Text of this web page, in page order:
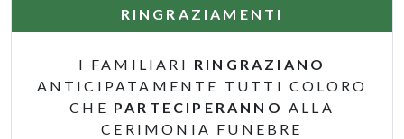
RINGRAZIAMENTI
I FAMILIARI RINGRAZIANO
ANTICIPATAMENTE TUTTI COLORO
CHE PARTECIPERANNO ALLA
CERIMONIA FUNEBRE